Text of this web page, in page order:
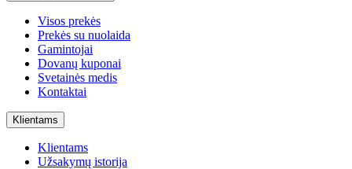
Visos prekės
Prekės su nuolaida
Gamintojai
Dovanų kuponai
Svetainės medis
Kontaktai
Klientams
Klientams
Užsakymų istorija